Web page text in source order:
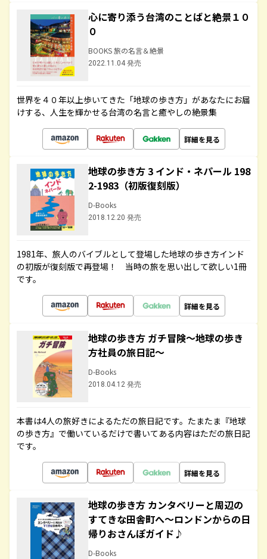
心に寄り添う台湾のことばと絶景１０
０
BOOKS 旅の名言＆絶景
2022.11.04 発売
世界を４０年以上歩いてきた「地球の歩き方」があなたにお届
けする、人生を輝かせる台湾の名言と癒やしの絶景集
詳細を見る
地球の歩き方 3 インド・ネパール 198
2-1983（初版復刻版）
D-Books
2018.12.20 発売
1981年、旅人のバイブルとして登場した地球の歩き方インド
の初版が復刻版で再登場！ 当時の旅を思い出して欲しい1冊
です。
詳細を見る
地球の歩き方 ガチ冒険～地球の歩き
方社員の旅日記～
D-Books
2018.04.12 発売
本書は4人の旅好きによるただの旅日記です。たまたま『地球
の歩き方』で働いているだけで書いてある内容はただの旅日記
です。
詳細を見る
地球の歩き方 カンタベリーと周辺の
すてきな田舎町へ～ロンドンからの日
帰りおさんぽガイド♪
D-Books